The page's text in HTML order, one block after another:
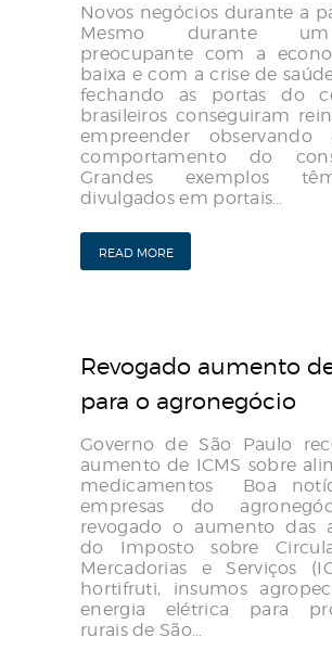
Novos negócios durante a
Mesmo durante
preocupante com a
baixa e com a crise de
fechando as portas do
brasileiros conseguiram
empreender
comportamento do
Grandes exemplos
divulgados em portais…
READ MORE
Revogado aumento
para o agronegócio
Governo de São Paulo
aumento de ICMS sobre
medicamentos Boa
empresas do
revogado o aumento das
do Imposto sobre
Mercadorias e Serviços
hortifruti, insumos
energia elétrica para
rurais de São…